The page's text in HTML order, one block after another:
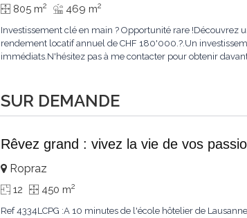
SUR DEMANDE
805 m2 469 m2
Investissement clé en main ? Opportunité rare
rendement locatif annuel de CHF 180'000.?.Un
immédiats.N'hésitez pas à me contacter pour obtenir
Rêvez grand : vivez la vie de vos
Ropraz
12 450 m2
Ref 4334LCPG :A 10 minutes de l'école hôtelier de